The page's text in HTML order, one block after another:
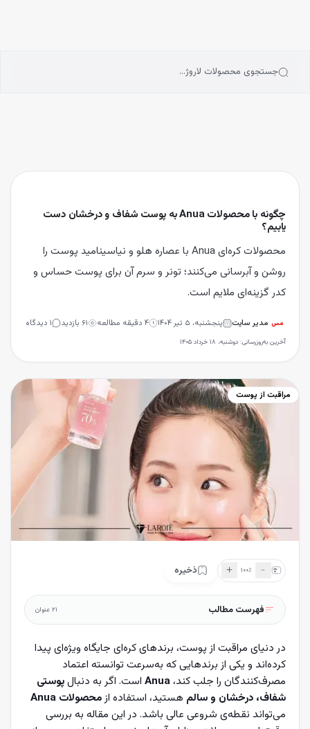
پیگیری سفارشات
جستجوی محصولات لاروژ…
چگونه با محصولات Anua به پوست شفاف و درخشان دست
یابیم؟
محصولات کره‌ای Anua با عصاره هلو و نیاسینامید پوست را
روشن و آبرسانی می‌کنند؛ تونر و سرم آن برای پوست حساس و
کدر گزینه‌ای ملایم است.
مس مدیر سایت پنجشنبه، ۵ تیر ۱۴۰۴ ۴ دقیقه مطالعه ۶۱ بازدید ۱ دیدگاه
آخرین به‌روزرسانی: دوشنبه، ۱۸ خرداد ۱۴۰۵
مراقبت از پوست
﹣ ۱۰۰٪ ＋ ذخیره
فهرست مطالب ۲۱ عنوان
در دنیای مراقبت از پوست، برندهای کره‌ای جایگاه ویژه‌ای پیدا
کرده‌اند و یکی از برندهایی که به‌سرعت توانسته اعتماد
مصرف‌کنندگان را جلب کند،Anuaاست. اگر به دنبالپوستی
شفاف، درخشان و سالم هستید، استفاده ازمحصولات Anua
می‌تواند نقطه‌ی شروعی عالی باشد. در این مقاله به بررسی